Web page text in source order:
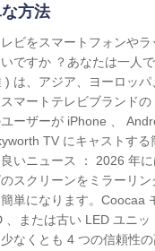
方法
ビをスマートフォンや
ですか ？あなたは一人で
) は、アジア、ヨーロッ
マートテレビブランドの
ーザーが iPhone 、
TV にキャストする
いニュース ： 2026 年
スクリーンをミラーリ
単になります。Coocaa
、または古い LED ユニッ
なくとも 4 つの信頼性